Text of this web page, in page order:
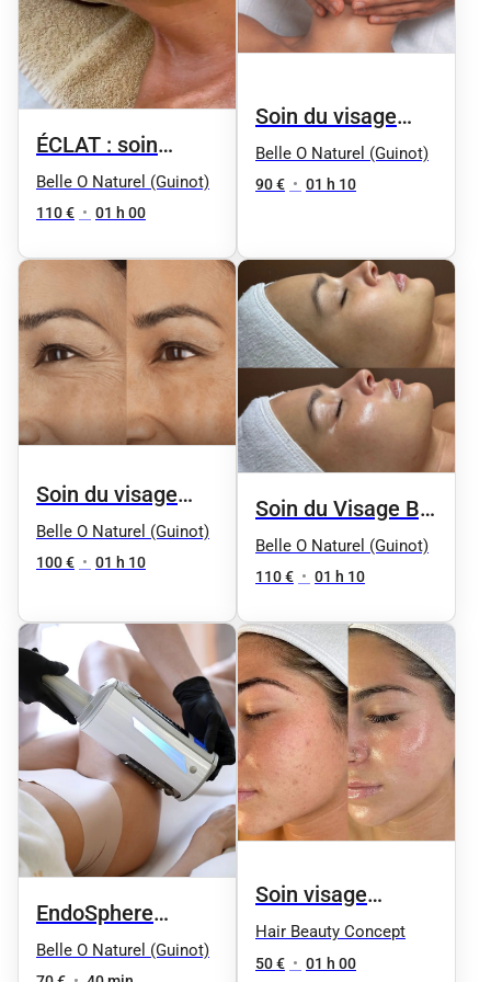
ÉCLAT : soin
Peeling
rénovateur de
sensibles : HYDRA
PEELING
Belle O Naturel (Guinot)
110 € • 01 h 00
Soin du visage
"Aqua Phyt's" by
Phyt's - Femme
à mixtes
déshydratées)
Belle O Naturel (Guinot)
90 € • 01 h 10
Soin du visage
anti-âge "Soin d'O"
by Phyt's
Belle O Naturel (Guinot)
100 € • 01 h 10
Soin du Visage By
Phyt's
Belle O Naturel (Guinot)
110 € • 01 h 10
EndoSphere
Therapy -
Belle O Naturel (Guinot)
Soin visage
hydratant +
massage relaxant
Hair Beauty Concept
50 € • 01 h 00